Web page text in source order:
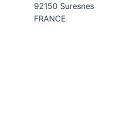
92150 Suresnes
FRANCE